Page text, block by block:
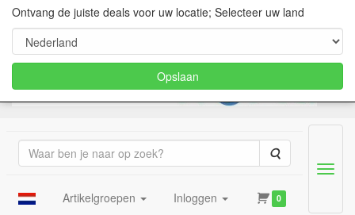
Zoeken
Artikelgroepen Inloggen 0
Menu
Ontvang de juiste deals voor uw locatie; Selecteer uw land
Opslaan